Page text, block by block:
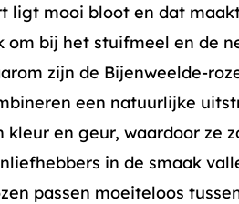
ligt mooi bloot en dat
om bij het stuifmeel en de
zijn de Bijenweelde-
een natuurlijke
kleur en geur, waardoor ze
in de smaak
passen moeiteloos